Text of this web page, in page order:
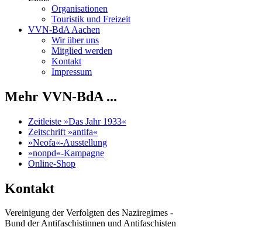
Organisationen
Touristik und Freizeit
VVN-BdA Aachen
Wir über uns
Mitglied werden
Kontakt
Impressum
Mehr VVN-BdA ...
Zeitleiste »Das Jahr 1933«
Zeitschrift »antifa«
»Neofa«-Ausstellung
»nonpd«-Kampagne
Online-Shop
Kontakt
Vereinigung der Verfolgten des Naziregimes -
Bund der Antifaschistinnen und Antifaschisten